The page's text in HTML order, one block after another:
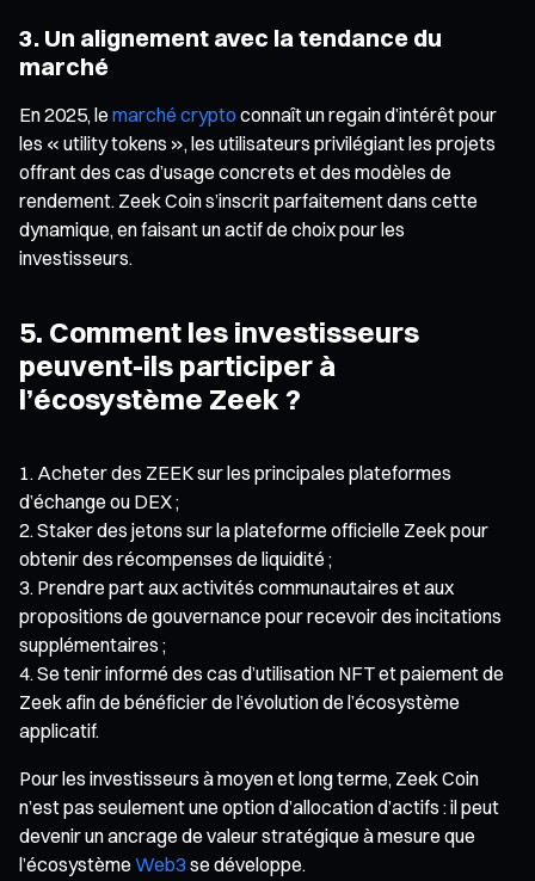
3. Un alignement avec la tendance du
marché
En 2025, le marché cryptoconnaît un regain d’intérêt pour
les « utility tokens », les utilisateurs privilégiant les projets
offrant des cas d’usage concrets et des modèles de
rendement. Zeek Coin s’inscrit parfaitement dans cette
dynamique, en faisant un actif de choix pour les
investisseurs.
5. Comment les investisseurs
peuvent-ils participer à
l’écosystème Zeek ?
Acheter des ZEEK sur les principales plateformes
d’échange ou DEX ;
Staker des jetons sur la plateforme officielle Zeek pour
obtenir des récompenses de liquidité ;
Prendre part aux activités communautaires et aux
propositions de gouvernance pour recevoir des incitations
supplémentaires ;
Se tenir informé des cas d’utilisation NFT et paiement de
Zeek afin de bénéficier de l’évolution de l’écosystème
applicatif.
Pour les investisseurs à moyen et long terme, Zeek Coin
n’est pas seulement une option d’allocation d’actifs : il peut
devenir un ancrage de valeur stratégique à mesure que
l’écosystème Web3 se développe.